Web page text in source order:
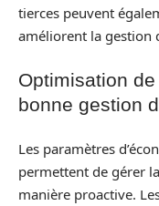
tierces peuvent
améliorent la gestion
Optimisation
bonne gestion
Les paramètres
permettent de gérer
manière proactive.